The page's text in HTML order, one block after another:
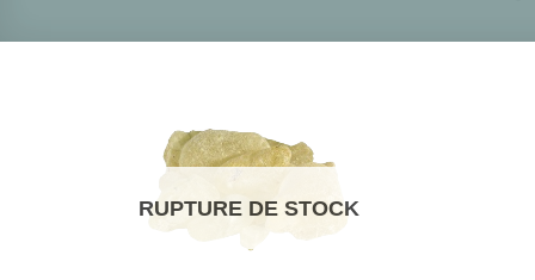
RUPTURE DE STOCK